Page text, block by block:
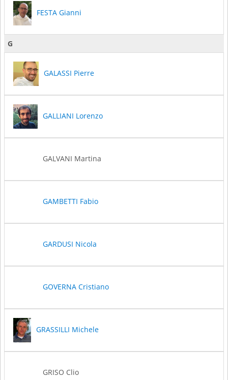
FESTA Gianni
G
GALASSI Pierre
GALLIANI Lorenzo
GALVANI Martina
GAMBETTI Fabio
GARDUSI Nicola
GOVERNA Cristiano
GRASSILLI Michele
GRISO Clio